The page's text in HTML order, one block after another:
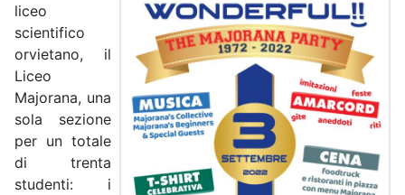
liceo
scientifico
orvietano, il
Liceo
Majorana, una
sola sezione
per un totale
di trenta
studenti: i